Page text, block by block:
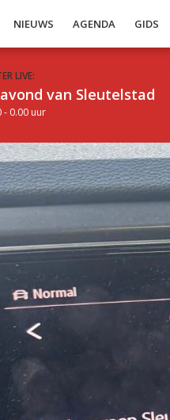
NIEUWS AGENDA GIDS
LIVE:
van Sleutelstad
- 0.00 uur